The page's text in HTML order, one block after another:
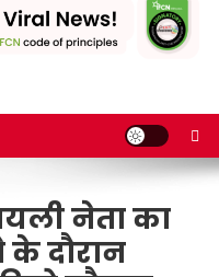
checking
नेता का
दौरान